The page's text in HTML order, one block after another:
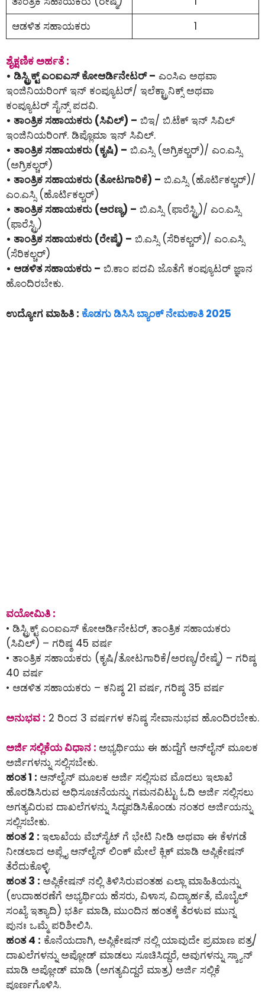
ಆಡಳಿತ ಸಹಾಯಕರು
1
ಶೈಕ್ಷಣಿಕ ಅರ್ಹತೆ :
• ಡಿಸ್ಟ್ರಿಕ್ಟ್ ಎಂಐಎಸ್ ಕೋಆರ್ಡಿನೇಟರ್ – ಎಂಸಿಎ ಅಥವಾ
ಇಂಜಿನಿಯರಿಂಗ್ ಇನ್ ಕಂಪ್ಯೂಟರ್/ ಇಲೆಕ್ಟ್ರಾನಿಕ್ಸ್ ಅಥವಾ
ಕಂಪ್ಯೂಟರ್ ಸೈನ್ಸ್ ಪದವಿ.
• ತಾಂತ್ರಿಕ ಸಹಾಯಕರು (ಸಿವಿಲ್) – ಬಿಇ/ ಬಿ.ಟೆಕ್ ಇನ್ ಸಿವಿಲ್
ಇಂಜಿನಿಯರಿಂಗ್. ಡಿಪ್ಲೊಮಾ ಇನ್ ಸಿವಿಲ್.
• ತಾಂತ್ರಿಕ ಸಹಾಯಕರು (ಕೃಷಿ) – ಬಿ.ಎಸ್ಸಿ (ಅಗ್ರಿಕಲ್ಚರ್)/ ಎಂ.ಎಸ್ಸಿ
(ಅಗ್ರಿಕಲ್ಚರ್)
• ತಾಂತ್ರಿಕ ಸಹಾಯಕರು (ತೋಟಗಾರಿಕೆ) – ಬಿ.ಎಸ್ಸಿ (ಹೊರ್ಟಿಕಲ್ಚರ್)/
ಎಂ.ಎಸ್ಸಿ (ಹೊರ್ಟಿಕಲ್ಚರ್)
• ತಾಂತ್ರಿಕ ಸಹಾಯಕರು (ಅರಣ್ಯ) – ಬಿ.ಎಸ್ಸಿ (ಫಾರೆಸ್ಟ್ರಿ)/ ಎಂ.ಎಸ್ಸಿ
(ಫಾರೆಸ್ಟ್ರಿ)
• ತಾಂತ್ರಿಕ ಸಹಾಯಕರು (ರೇಷ್ಮೆ) – ಬಿ.ಎಸ್ಸಿ (ಸೆರಿಕಲ್ಚರ್)/ ಎಂ.ಎಸ್ಸಿ
(ಸೆರಿಕಲ್ಚರ್)
• ಆಡಳಿತ ಸಹಾಯಕರು – ಬಿ.ಕಾಂ ಪದವಿ ಜೊತೆಗೆ ಕಂಪ್ಯೂಟರ್ ಜ್ಞಾನ
ಹೊಂದಿರಬೇಕು.
ಉದ್ಯೋಗ ಮಾಹಿತಿ : ಕೊಡಗು ಡಿಸಿಸಿ ಬ್ಯಾಂಕ್ ನೇಮಕಾತಿ 2025
ವಯೋಮಿತಿ :
• ಡಿಸ್ಟ್ರಿಕ್ಟ್ ಎಂಐಎಸ್ ಕೋಆರ್ಡಿನೇಟರ್, ತಾಂತ್ರಿಕ ಸಹಾಯಕರು
(ಸಿವಿಲ್) – ಗರಿಷ್ಠ 45 ವರ್ಷ
• ತಾಂತ್ರಿಕ ಸಹಾಯಕರು (ಕೃಷಿ/ತೋಟಗಾರಿಕೆ/ಅರಣ್ಯ/ರೇಷ್ಮೆ) – ಗರಿಷ್ಠ
40 ವರ್ಷ
• ಆಡಳಿತ ಸಹಾಯಕರು – ಕನಿಷ್ಠ 21 ವರ್ಷ, ಗರಿಷ್ಠ 35 ವರ್ಷ
ಅನುಭವ : 2 ರಿಂದ 3 ವರ್ಷಗಳ ಕನಿಷ್ಠ ಸೇವಾನುಭವ ಹೊಂದಿರಬೇಕು.
ಅರ್ಜಿ ಸಲ್ಲಿಕೆಯ ವಿಧಾನ : ಅಭ್ಯರ್ಥಿಯು ಈ ಹುದ್ದೆಗೆ ಆನ್‌ಲೈನ್‌ ಮೂಲಕ
ಅರ್ಜಿಗಳನ್ನು ಸಲ್ಲಿಸಬೇಕು.
ಹಂತ 1 : ಆನ್‌ಲೈನ್‌ ಮೂಲಕ ಅರ್ಜಿ ಸಲ್ಲಿಸುವ ಮೊದಲು ಇಲಾಖೆ
ಹೊರಡಿಸಿರುವ ಅಧಿಸೂಚನೆಯನ್ನು ಗಮನವಿಟ್ಟು ಓದಿ ಅರ್ಜಿ ಸಲ್ಲಿಸಲು
ಅಗತ್ಯವಿರುವ ದಾಖಲೆಗಳನ್ನು ಸಿದ್ಧಪಡಿಸಿಕೊಂಡು ನಂತರ ಅರ್ಜಿಯನ್ನು
ಸಲ್ಲಿಸಬೇಕು.
ಹಂತ 2 : ಇಲಾಖೆಯ ವೆಬ್‌ಸೈಟ್ ಗೆ ಭೇಟಿ ನೀಡಿ ಅಥವಾ ಈ ಕೆಳಗಡೆ
ನೀಡಲಾದ ಅಪ್ಲೈ ಆನ್‌ಲೈನ್‌ ಲಿಂಕ್ ಮೇಲೆ ಕ್ಲಿಕ್ ಮಾಡಿ ಅಪ್ಲಿಕೇಷನ್
ತೆರೆದುಕೊಳ್ಳಿ.
ಹಂತ 3 : ಅಪ್ಲಿಕೇಷನ್ ನಲ್ಲಿ ತಿಳಿಸಿರುವಂತಹ ಎಲ್ಲಾ ಮಾಹಿತಿಯನ್ನು
(ಉದಾಹರಣೆಗೆ ಅಭ್ಯರ್ಥಿಯ ಹೆಸರು, ವಿಳಾಸ, ವಿದ್ಯಾರ್ಹತೆ, ಮೊಬೈಲ್
ಸಂಖ್ಯೆ ಇತ್ಯಾದಿ) ಭರ್ತಿ ಮಾಡಿ, ಮುಂದಿನ ಹಂತಕ್ಕೆ ತೆರಳುವ ಮುನ್ನ
ಪುನಃ ಒಮ್ಮೆ ಪರಿಶೀಲಿಸಿ.
ಹಂತ 4 : ಕೊನೆಯದಾಗಿ, ಅಪ್ಲಿಕೇಷನ್ ನಲ್ಲಿ ಯಾವುದೇ ಪ್ರಮಾಣ ಪತ್ರ/
ದಾಖಲೆಗಳನ್ನು ಅಪ್ಲೋಡ್ ಮಾಡಲು ಸೂಚಿಸಿದ್ದರೆ, ಅವುಗಳನ್ನು ಸ್ಕ್ಯಾನ್
ಮಾಡಿ ಅಪ್ಲೋಡ್ ಮಾಡಿ (ಅಗತ್ಯವಿದ್ದರೆ ಮಾತ್ರ) ಅರ್ಜಿ ಸಲ್ಲಿಕೆ
ಪೂರ್ಣಗೊಳಿಸಿ.